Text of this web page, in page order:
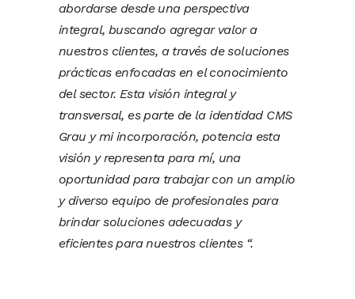
abordarse desde una perspectiva
integral, buscando agregar valor a
nuestros clientes, a través de soluciones
prácticas enfocadas en el conocimiento
del sector. Esta visión integral y
transversal, es parte de la identidad CMS
Grau y mi incorporación, potencia esta
visión y representa para mí, una
oportunidad para trabajar con un amplio
y diverso equipo de profesionales para
brindar soluciones adecuadas y
eficientes para nuestros clientes “.